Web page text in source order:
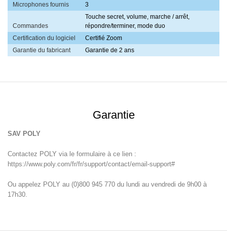
Microphones fournis
3
Commandes
Touche secret, volume, marche / arrêt,
répondre/terminer, mode duo
Certification du logiciel
Certifié Zoom
Garantie du fabricant
Garantie de 2 ans
Garantie
SAV POLY
Contactez POLY via le formulaire à ce lien :
https://www.poly.com/fr/fr/support/contact/email-support#
Ou appelez POLY au (0)800 945 770 du lundi au vendredi de 9h00 à
17h30.